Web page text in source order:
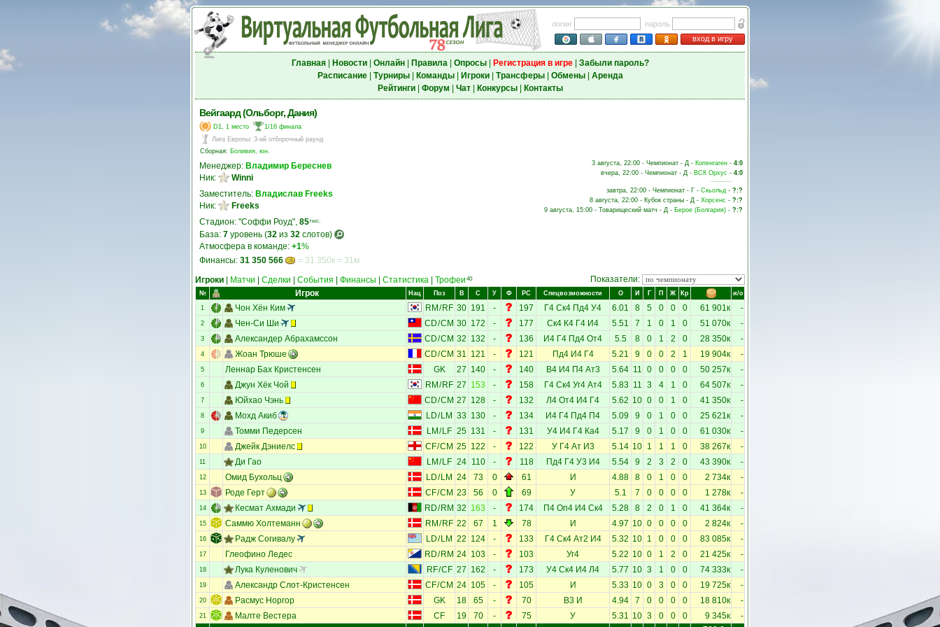
логин
пароль
вход в игру
Главная| Новости| Онлайн| Правила| Опросы| Регистрация в игре| Забыли пароль?
Расписание| Турниры| Команды| Игроки| Трансферы| Обмены| Аренда
Рейтинги| Форум Чат| Конкурсы| Контакты
Вейгаард (Ольборг, Дания)
D1, 1 место
1/16 финала
Лига Европы: 3-ий отборочный раунд
Сборная: Боливия, юн.
Менеджер: Владимир Береснев
Ник:
Winni
Заместитель: Владислав Freeks
Ник:
Freeks
Стадион: "Соффи Роуд", 85тыс.
База: 7 уровень (32 из 32 слотов)
Атмосфера в команде: +1%
Финансы: 31 350 566 = 31 350к = 31м
3 августа, 22:00 - Чемпионат - Д - Копенгаген - 4:0
вчера, 22:00 - Чемпионат - Д - ВСК Орхус - 4:0
завтра, 22:00 - Чемпионат - Г - Скьольд - ?:?
8 августа, 22:00 - Кубок страны - Д - Хорсенс - ?:?
9 августа, 15:00 - Товарищеский матч - Д - Берое (Болгария) - ?:?
Игроки Матчи Сделки События Финансы Статистика Трофеи 40 Показатели:
№ Игрок Нац Поз В С У Ф РС Спецвозможности О И Г П Ж Кр и/о
1 Чон Хён Ким RM / RF 30 191 - 197 Г4 Ск4 Пд4 У4 6.01 8 5 0 0 0 61 901к -
2 Чен-Си Ши CD/CM 30 172 - 177 Ск4 К4 Г4 И4 5.51 7 1 0 1 0 51 070к -
3 Александер Абрахамссон CD/CM 32 132 - 136 И4 Г4 Пд4 От4 5.5 8 0 1 2 0 28 350к -
4 Жоан Трюше CD/CM 31 121 - 121 Пд4 И4 Г4 5.21 9 0 0 2 1 19 904к -
5 Леннар Бах Кристенсен GK 27 140 - 140 В4 И4 П4 Ат3 5.64 11 0 0 0 0 50 257к -
6 Джун Хёк Чой RM / RF 27 153 - 158 Г4 Ск4 Уг4 Ат4 5.83 11 3 4 1 0 64 507к -
7 Юйхао Чэнь CD/CM 27 128 - 132 Л4 От4 И4 Г4 5.62 10 0 0 1 0 41 350к -
8 Мохд Акиб LD/ LM 33 130 - 134 И4 Г4 Пд4 П4 5.09 9 0 1 0 0 25 621к -
9 Томми Педерсен LM / LF 25 131 - 131 У4 И4 Г4 Ка4 5.17 9 0 1 0 0 61 030к -
10 Джейк Дэниелс CF/CM 25 122 - 122 У Г4 Ат И3 5.14 10 1 1 1 0 38 267к -
11 Ди Гао LM / LF 24 110 - 118 Пд4 Г4 У3 И4 5.54 9 2 3 2 0 43 390к -
12 Омид Бухольц LD/ LM 24 73 0 61 И 4.88 8 0 1 0 0 2 734к -
13 Роде Герт CF/CM 23 56 0 69 У 5.1 7 0 0 0 0 1 278к -
14 Кесмат Ахмади RD/ RM 32 163 - 174 П4 Оп4 И4 Ск4 5.28 8 2 0 1 0 41 364к -
15 Саммю Холтеманн RM / RF 22 67 1 78 И 4.97 10 0 0 0 0 2 824к -
16 Радж Согивалу LD/ LM 22 124 - 133 Г4 Ск4 Ат2 И4 5.32 10 1 0 0 0 83 085к -
17 Глеофино Ледес RD/ RM 24 103 - 103 Уг4 5.22 10 0 1 2 0 21 425к -
18 Лука Куленович RF/CF 27 162 - 173 У4 Ск4 И4 Л4 5.77 10 3 1 0 0 74 333к -
19 Александр Слот-Кристенсен CF/CM 24 105 - 105 И 5.33 10 0 3 0 0 19 725к -
20 Расмус Норгор GK 18 65 - 70 В3 И 4.94 7 0 0 0 0 18 810к -
21 Малте Вестера CF 19 70 - 75 У 5.31 10 3 0 0 0 9 345к -